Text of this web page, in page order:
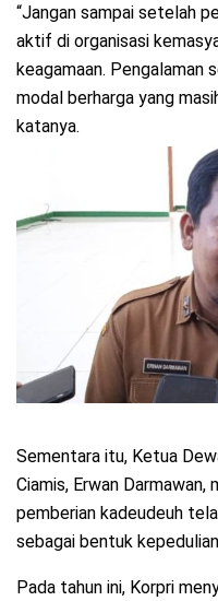
“Jangan sampai setelah
aktif di organisasi
keagamaan. Pengalaman
modal berharga yang
katanya.
Sementara itu, Ketua
Ciamis, Erwan
pemberian kadeudeuh
sebagai bentuk
Pada tahun ini, Korpri